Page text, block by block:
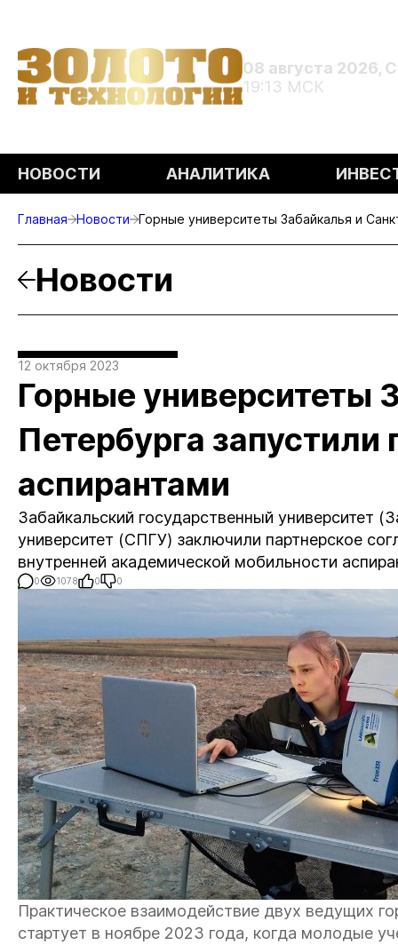
08 августа 2026,
19:13 МСК
НОВОСТИ АНАЛИТИКА
Главная Новости Горные университеты Забайкалья и
Новости
12 октября 2023
Горные университеты
Петербурга
аспирантами
Забайкальский государственный университет
университет (СПГУ) заключили партнерское
внутренней академической мобильности
0 1078 0 0
Практическое взаимодействие двух ведущих
стартует в ноябре 2023 года, когда молодые